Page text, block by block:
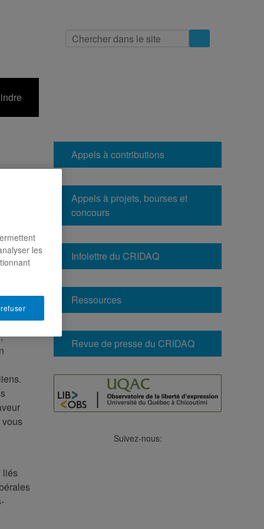
liés
Appels à contributions
Appels à projets, bourses et
concours
Infolettre du CRIDAQ
Ressources
Revue de presse du CRIDAQ
Suivez-nous:
les